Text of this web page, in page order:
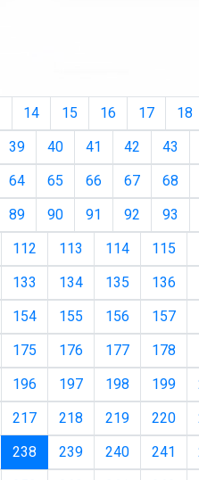
14 15 16 17 18
39 40 41 42 43
64 65 66 67 68
89 90 91 92 93
112 113 114 115
133 134 135 136
154 155 156 157
175 176 177 178
196 197 198 199
217 218 219 220
238 (current)
239 240 241